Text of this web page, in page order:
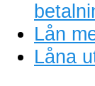
Lån
Låna